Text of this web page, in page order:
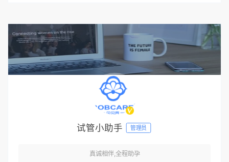
试管小助手 管理员
真诚相伴,全程助孕